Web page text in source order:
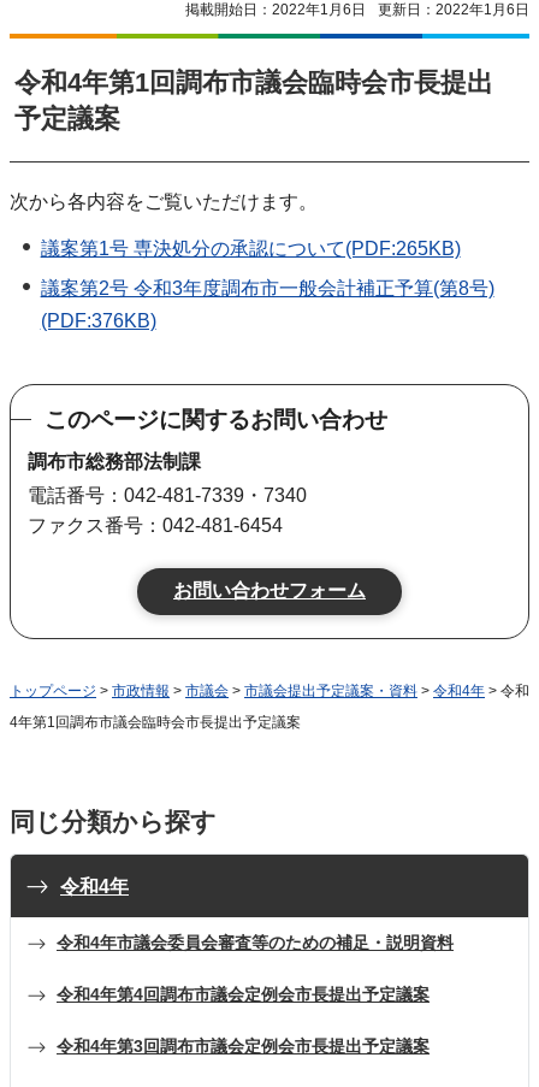
掲載開始日：2022年1月6日
更新日：2022年1月6日
令和4年第1回調布市議会臨時会市長提出
予定議案
次から各内容をご覧いただけます。
議案第1号 専決処分の承認について(PDF:265KB)
議案第2号 令和3年度調布市一般会計補正予算(第8号)
(PDF:376KB)
このページに関するお問い合わせ
調布市総務部法制課
電話番号：042-481-7339・7340
ファクス番号：042-481-6454
トップページ > 市政情報 > 市議会 > 市議会提出予定議案・資料 > 令和4年 > 令和
4年第1回調布市議会臨時会市長提出予定議案
同じ分類から探す
令和4年
令和4年市議会委員会審査等のための補足・説明資料
令和4年第4回調布市議会定例会市長提出予定議案
令和4年第3回調布市議会定例会市長提出予定議案